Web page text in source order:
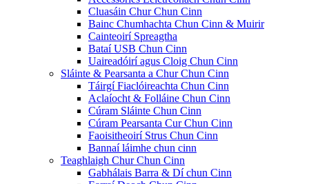
Cluasáin Chur Chun Cinn
Bainc Chumhachta Chun Cinn & Muirir
Cainteoirí Spreagtha
Bataí USB Chun Cinn
Uaireadóirí agus Cloig Chun Cinn
Sláinte & Pearsanta a Chur Chun Cinn
Táirgí Fiaclóireachta Chun Cinn
Aclaíocht & Folláine Chun Cinn
Cúram Sláinte Chun Cinn
Cúram Pearsanta Cur Chun Cinn
Faoisitheoirí Strus Chun Cinn
Bannaí láimhe chun cinn
Teaghlaigh Chur Chun Cinn
Gabhálais Barra & Dí chun Cinn